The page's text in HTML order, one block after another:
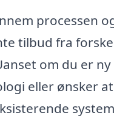
processen
tilbud fra
om du er
eller ønsker at